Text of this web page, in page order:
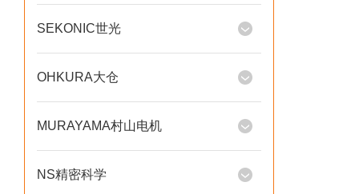
SEKONIC世光
OHKURA大仓
MURAYAMA村山电机
NS精密科学